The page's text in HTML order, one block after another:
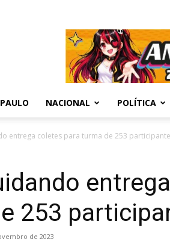
NACIONAL POLÍTICA
entrega coletes para turma de 253
253
de 2023